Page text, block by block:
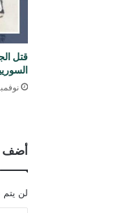
قتل
نوفمبر 29,
أضف
لن يتم